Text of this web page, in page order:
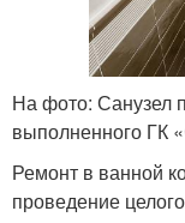
На фото: Санузел
выполненного ГК
Ремонт в ванной
проведение